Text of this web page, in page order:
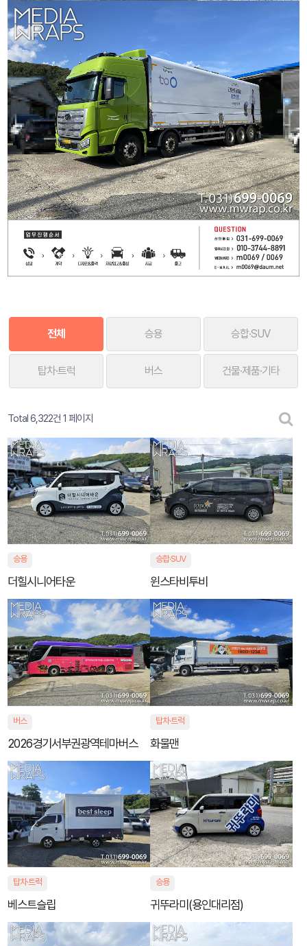
전체 승용 승합·SUV
탑차·트럭 버스 건물·제품·기타
Total 6,322건 1 페이지
승용
더힐시니어타운
승합·SUV
윈스타비투비
버스
2026경기서부권광역테마버스
탑차·트럭
화물맨
탑차·트럭
베스트슬립
승용
귀뚜라미(용인대리점)